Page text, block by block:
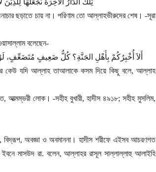
تِلْكَ الدَّارُ الْاٰخِرَةُ نَجْعَلُهَا
ছড়াতে চায় না। পরিণাম তো আল্লাহভীরুদের শেষ। -সূরা
বলেছেন-
أَلاَ أُخْبِرُكُمْ بِأَهْلِ الجَنَّةِ؟ كُلُّ ضَعِيفٍ مُتَضَعِّفٍ،
কেউ যদি আল্লাহ তাআলাকে কসম দিয়ে কিছু বলে, আল্লাহ
, আত্মম্ভরী লোক।-সহীহ বুখারী,হাদীস ৪৯১৮;সহীহ মুসলিম,
বিদ্রূপ, অবজ্ঞা ও অবমাননা। হাদীস শরীফে এইসব আচরণগত
ইবনে মাসউদ রা. বলেন,আল্লাহর রাসূল সাল্লাল্লাহু আলাইহি